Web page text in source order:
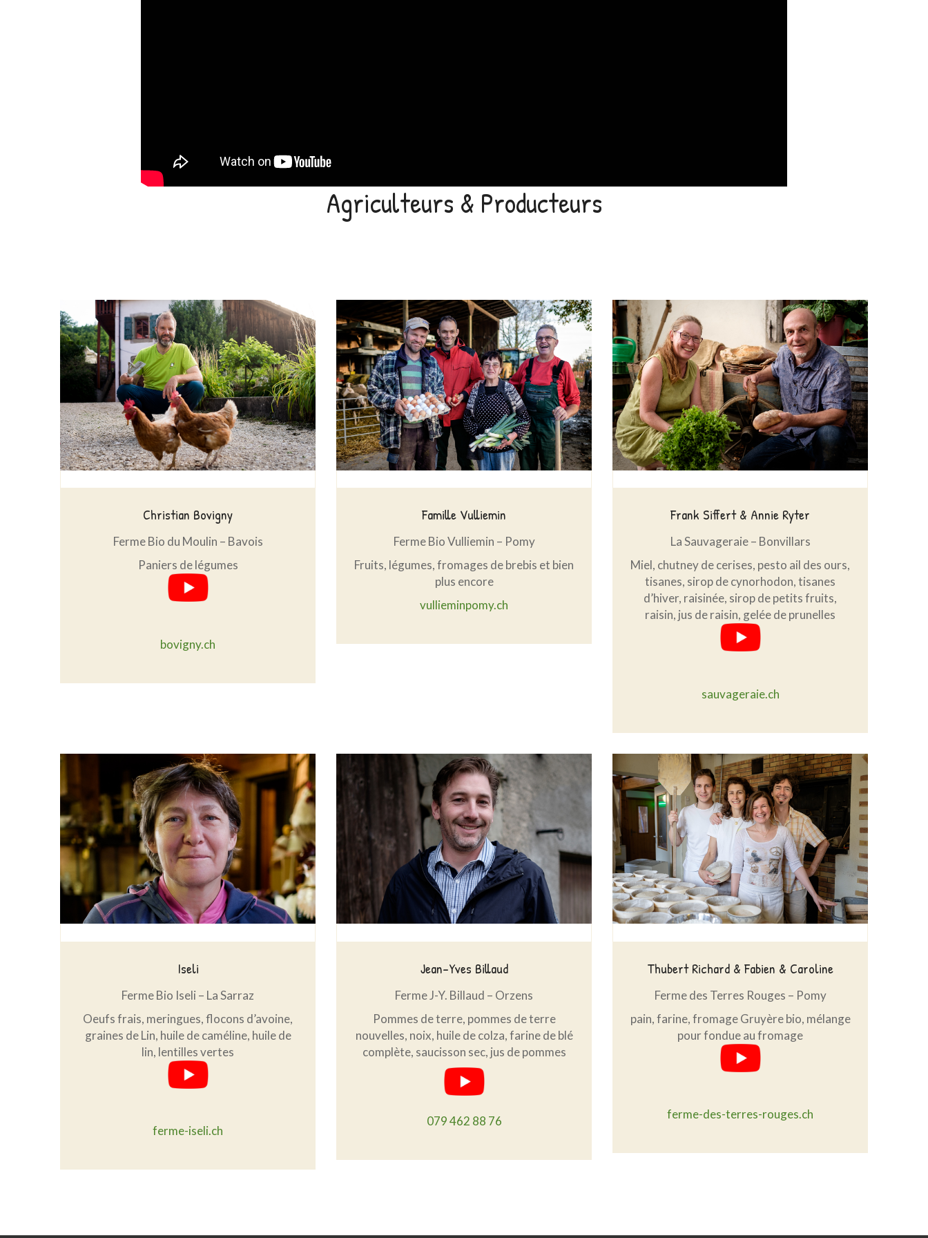
Agriculteurs & Producteurs
Christian Bovigny
Ferme Bio du Moulin – Bavois
Paniers de légumes
bovigny.ch
Famille Vulliemin
Ferme Bio Vulliemin – Pomy
Fruits, légumes, fromages de brebis et bien
plus encore
vullieminpomy.ch
Frank Siffert & Annie Ryter
La Sauvageraie – Bonvillars
Miel, chutney de cerises, pesto ail des ours,
tisanes, sirop de cynorhodon, tisanes
d’hiver, raisinée, sirop de petits fruits,
raisin, jus de raisin, gelée de prunelles
sauvageraie.ch
Iseli
Ferme Bio Iseli – La Sarraz
Oeufs frais, meringues, flocons d’avoine,
graines de Lin, huile de caméline, huile de
lin, lentilles vertes
ferme-iseli.ch
Jean-Yves Billaud
Ferme J-Y. Billaud – Orzens
Pommes de terre, pommes de terre
nouvelles, noix, huile de colza, farine de blé
complète, saucisson sec, jus de pommes
079 462 88 76
Thubert Richard & Fabien & Caroline
Ferme des Terres Rouges – Pomy
pain, farine, fromage Gruyère bio, mélange
pour fondue au fromage
ferme-des-terres-rouges.ch